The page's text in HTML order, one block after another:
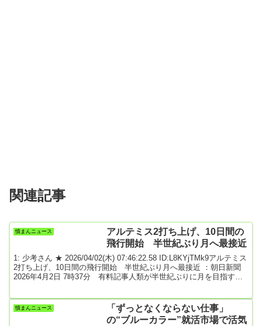
関連記事
憤まんニュース
アルテミス2打ち上げ、10日間の
飛行開始 半世紀ぶり月へ最接近
1: 少考さん ★ 2026/04/02(木) 07:46:22.58 ID:L8KYjTMk9アルテミス
2打ち上げ、10日間の飛行開始 半世紀ぶり月へ最接近 ：朝日新聞
2026年4月2日 7時37分 有料記事人類が半世紀ぶりに月を目指す、
米フロリダ州のケネディ宇宙センターから打ち上げられた。計画の
第2弾にあたる今回の「アルテミス2」では、約10日間かけて月を周
憤まんニュース
「ずっとなくならない仕事」
の“ブルーカラー”就活市場で活気